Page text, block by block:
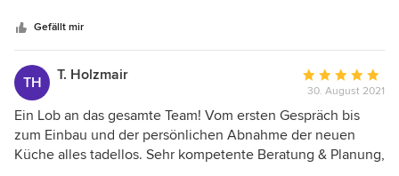
genau mit unseren Wünschen befasste und sie bis hin zum
besonderen Griff auch zu 100% erfüllte. Die Qualität der
Schränke ist top, die weißen Hochglanzfronten sind
makellos, die übertiefen Schränke und der Tower bieten
viel mehr Platz als üblich. Begeistert haben uns auch die
Monteure. Sie haben alles perfekt aufgebaut und
eingestellt, vor allem auch den neuen Parkettboden gut
abgedeckt und die Wohnung absolut sauber verlassen. Das
Gefällt mir
TH T. Holzmair
Bewertung:
5
von
5
30. August 2021
Ein Lob an das gesamte Team! Vom ersten Gespräch bis
zum Einbau und der persönlichen Abnahme der neuen
Küche alles tadellos. Sehr kompetente Beratung & Planung,